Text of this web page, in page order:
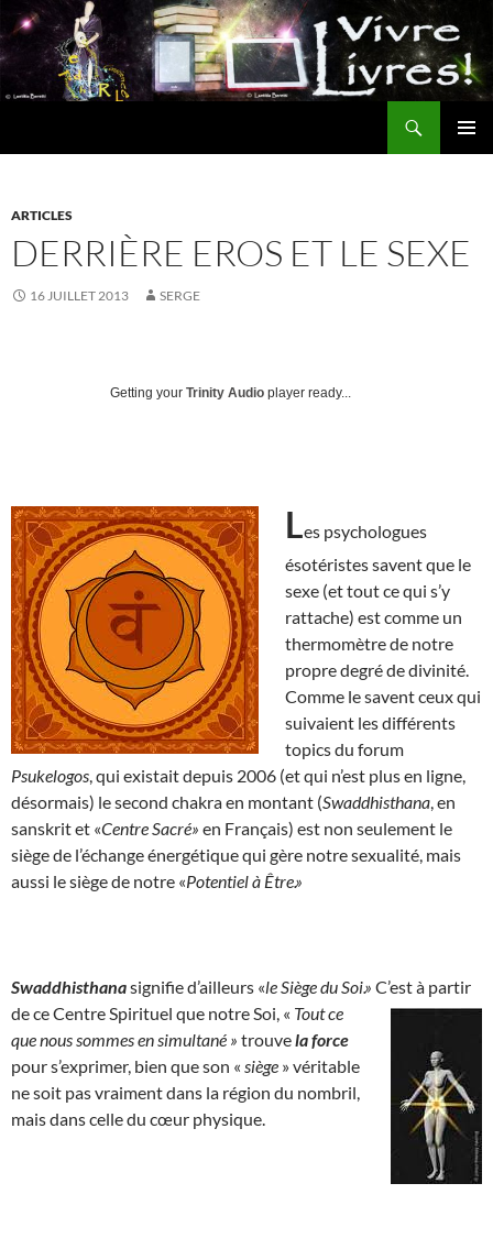
Aller
au
contenu
ARTICLES
DERRIÈRE EROS ET LE SEXE
16 JUILLET 2013 SERGE
Getting your Trinity Audio player ready...
Les psychologues
ésotéristes savent que le
sexe (et tout ce qui s’y
rattache) est comme un
thermomètre de notre
propre degré de divinité.
Comme le savent ceux qui
suivaient les différents
topics du forum
Psukelogos , qui existait depuis 2006 (et qui n’est plus en ligne,
désormais) le second chakra en montant (Swaddhisthana , en
sanskrit et «Centre Sacré» en Français) est non seulement le
siège de l’échange énergétique qui gère notre sexualité, mais
aussi le siège de notre «Potentiel à Être.»
Swaddhisthanasignifie d’ailleurs «le Siège du Soi.» C’est à partir
de ce Centre Spirituel que notre Soi, « Tout ce
que nous sommes en simultané » trouvela force
pour s’exprimer, bien que son « siège » véritable
ne soit pas vraiment dans la région du nombril,
mais dans celle du cœur physique.